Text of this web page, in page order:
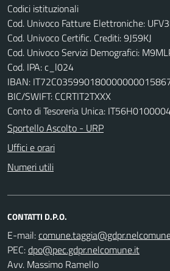
Codici istituzionali
Cod. Univoco Fatture Elettroniche:
Cod. Univoco Certific. Crediti: 9J59KJ
Cod. Univoco Servizi Demografici:
Cod. IPA: c_l024
IBAN:
BIC/SWIFT: CCRTIT2TXXX
Conto di Tesoreria Unica:
Sportello Ascolto - URP
Uffici e orari
Numeri utili
CONTATTI D.P.O.
E-mail:
PEC:
Avv. Massimo Ramello